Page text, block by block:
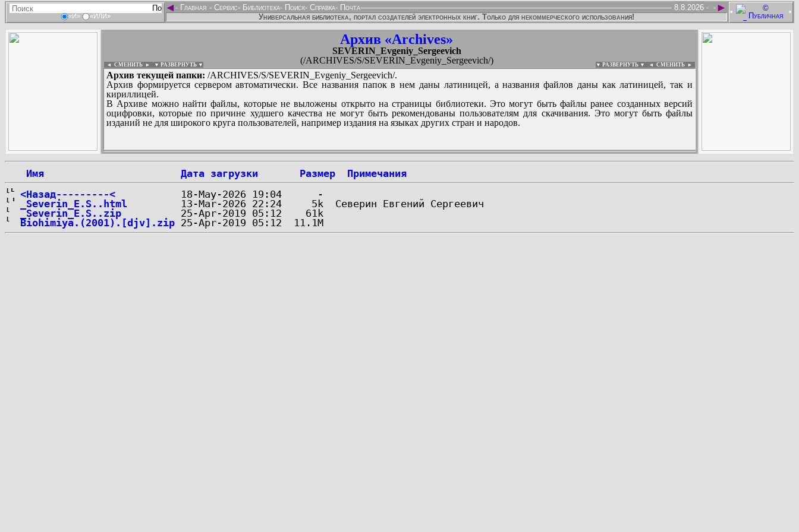
«И» «ИЛИ»
• •
◄ ►
- Главная - Сервис- Библиотека- Поиск- Справка- Почта -
8.8.2026 -
Универсальная библиотека, портал создателей электронных книг. Только для некоммерческого использования!
Архив «Archives»
SEVERIN_Evgeniy_Sergeevich
(/ARCHIVES/S/SEVERIN_Evgeniy_Sergeevich/)
◄ СМЕНИТЬ ► ▼ РАЗВЕРНУТЬ ▼ ▼ РАЗВЕРНУТЬ ▼ ◄ СМЕНИТЬ ►
Архив текущей папки: /ARCHIVES/S/SEVERIN_Evgeniy_Sergeevich/.
Архив формируется сервером автоматически. Все названия папок в нем даны латиницей, а названия файлов даны как латиницей, так и
кириллицей.
В Архиве можно найти файлы, которые не выложены открыто на страницы библиотеки. Это могут быть файлы ранее созданных версий
оцифровки, которые по причине худшего качества не могут быть рекомендованы пользователям для скачивания. Это могут быть файлы
изданий не для широкого круга пользователей, например издания на языках других стран и народов.
:
...
Имя Дата загрузки Размер
Примечания
<Назад---------<
_Severin_E.S..html
_Severin_E.S..zip
Biohimiya.(2001).[djv].zip